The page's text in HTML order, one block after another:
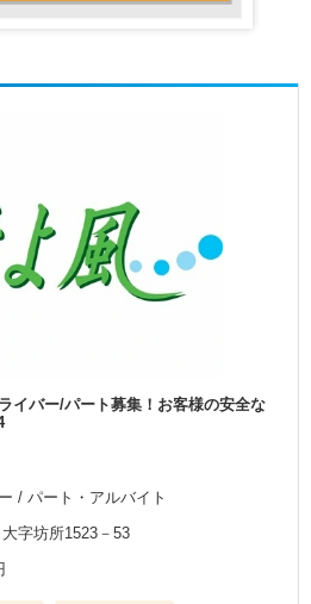
イバー/パート募集！お客様の安全な
/ パート・アルバイト
字坊所1523－53